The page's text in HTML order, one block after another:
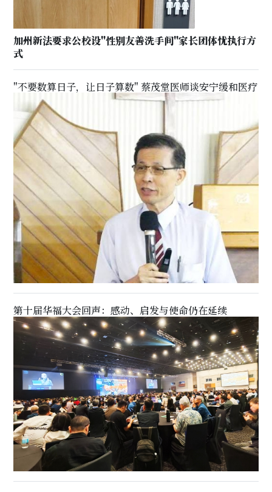
加州新法要求公校设"性别友善洗手间"家长团体忧执行方
式
"不要数算日子，让日子算数" 蔡茂堂医师谈安宁缓和医疗
第十届华福大会回声：感动、启发与使命仍在延续